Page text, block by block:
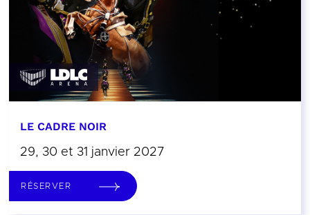
LE CADRE NOIR
29, 30 et 31 janvier 2027
RÉSERVER